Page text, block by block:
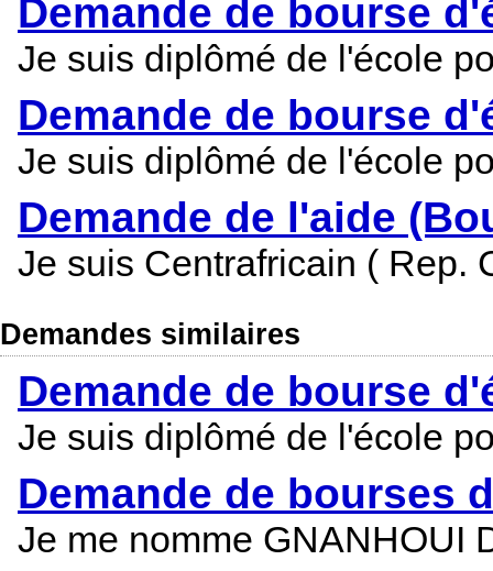
Demande de bourse
Je suis diplômé de l'école
Demande de bourse
Je suis diplômé de l'école
Demande de l'aide
Je suis Centrafricain ( Rep.
Demandes similaires
Demande de bourse
Je suis diplômé de l'école
Demande de bourses
Je me nomme GNANHOUI